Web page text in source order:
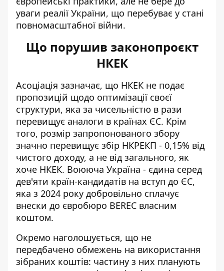
уваги реалії України, що перебуває у стані
повномасштабної війни.
Що порушив законопроєкт
НКЕК
Асоціація зазначає, що НКЕК не подає
пропозицій щодо оптимізації своєї
структури, яка за чисельністю в рази
перевищує аналоги в країнах ЄС. Крім
того, розмір запропонованого збору
значно перевищує збір НКРЕКП - 0,15% від
чистого доходу, а не від загального, як
хоче НКЕК. Воююча Україна - єдина серед
дев'яти країн-кандидатів на вступ до ЄС,
яка з 2024 року добровільно сплачує
внески до євробюро BEREC власним
коштом.
Окремо наголошується, що не
передбачено обмежень на використання
зібраних коштів: частину з них планують